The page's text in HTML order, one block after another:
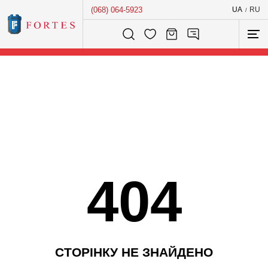
(068) 064-5923 UA / RU
Розумний пошук...
404
СТОРІНКУ НЕ ЗНАЙДЕНО